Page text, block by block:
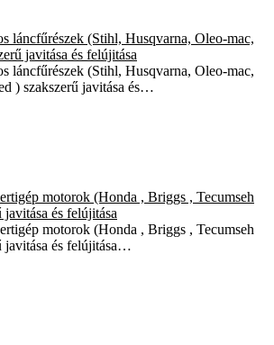
láncfűrészek (Stihl, Husqvarna, Oleo-mac,
javitása és felújitása
láncfűrészek (Stihl, Husqvarna, Oleo-mac,
) szakszerű javitása és…
motorok (Honda , Briggs , Tecumseh
javitása és felújitása
motorok (Honda , Briggs , Tecumseh
javitása és felújitása…